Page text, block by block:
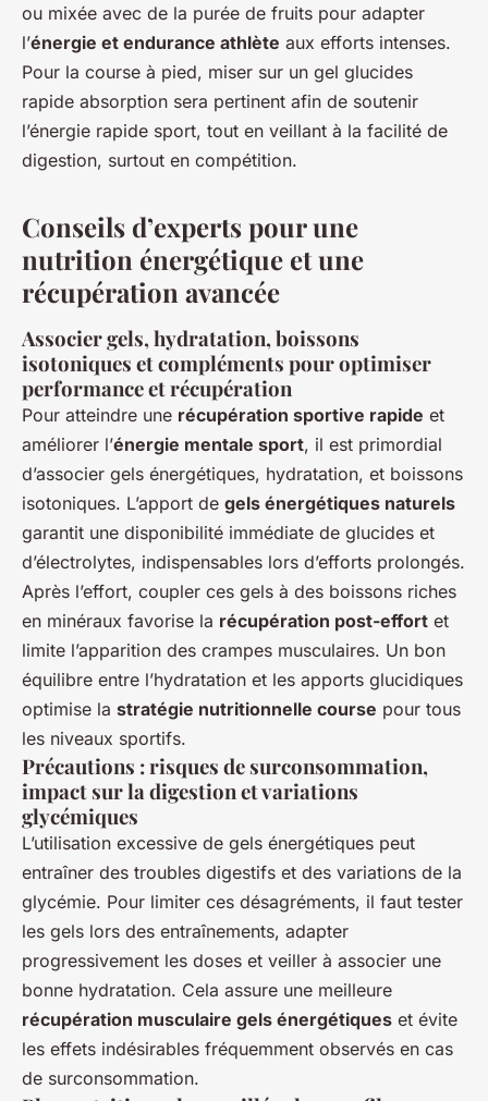
ou mixée avec de la purée de fruits pour adapter
l’énergie et endurance athlète aux efforts intenses.
Pour la course à pied, miser sur un gel glucides
rapide absorption sera pertinent afin de soutenir
l’énergie rapide sport, tout en veillant à la facilité de
digestion, surtout en compétition.
Conseils d’experts pour une
nutrition énergétique et une
récupération avancée
Associer gels, hydratation, boissons
isotoniques et compléments pour optimiser
performance et récupération
Pour atteindre une récupération sportive rapide et
améliorer l’énergie mentale sport, il est primordial
d’associer gels énergétiques, hydratation, et boissons
isotoniques. L’apport de gels énergétiques naturels
garantit une disponibilité immédiate de glucides et
d’électrolytes, indispensables lors d’efforts prolongés.
Après l’effort, coupler ces gels à des boissons riches
en minéraux favorise la récupération post-effort et
limite l’apparition des crampes musculaires. Un bon
équilibre entre l’hydratation et les apports glucidiques
optimise la stratégie nutritionnelle course pour tous
les niveaux sportifs.
Précautions : risques de surconsommation,
impact sur la digestion et variations
glycémiques
L’utilisation excessive de gels énergétiques peut
entraîner des troubles digestifs et des variations de la
glycémie. Pour limiter ces désagréments, il faut tester
les gels lors des entraînements, adapter
progressivement les doses et veiller à associer une
bonne hydratation. Cela assure une meilleure
récupération musculaire gels énergétiques et évite
les effets indésirables fréquemment observés en cas
de surconsommation.